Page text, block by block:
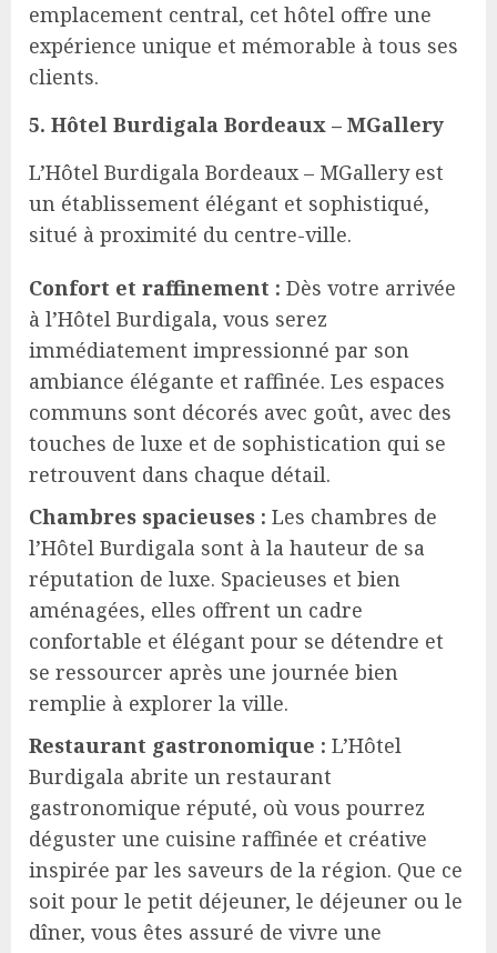
emplacement central, cet hôtel offre une
expérience unique et mémorable à tous ses
clients.
5. Hôtel Burdigala Bordeaux – MGallery
L’Hôtel Burdigala Bordeaux – MGallery est
un établissement élégant et sophistiqué,
situé à proximité du centre-ville.
Confort et raffinement : Dès votre arrivée
à l’Hôtel Burdigala, vous serez
immédiatement impressionné par son
ambiance élégante et raffinée. Les espaces
communs sont décorés avec goût, avec des
touches de luxe et de sophistication qui se
retrouvent dans chaque détail.
Chambres spacieuses : Les chambres de
l’Hôtel Burdigala sont à la hauteur de sa
réputation de luxe. Spacieuses et bien
aménagées, elles offrent un cadre
confortable et élégant pour se détendre et
se ressourcer après une journée bien
remplie à explorer la ville.
Restaurant gastronomique : L’Hôtel
Burdigala abrite un restaurant
gastronomique réputé, où vous pourrez
déguster une cuisine raffinée et créative
inspirée par les saveurs de la région. Que ce
soit pour le petit déjeuner, le déjeuner ou le
dîner, vous êtes assuré de vivre une